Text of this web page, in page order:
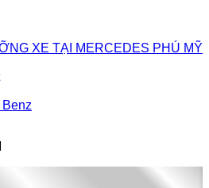
XE TẠI MERCEDES PHÚ MỸ